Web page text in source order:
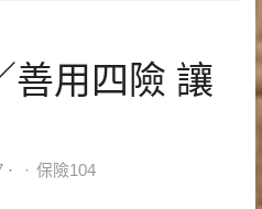
善用四險 讓
Author
保險104